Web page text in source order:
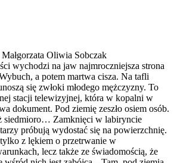
Oliwia Sobczak
wychodzi na jaw najmroczniejsza strona
a potem martwa cisza. Na tafli
się zwłoki młodego mężczyzny. To
stacji telewizyjnej, która w kopalni w
dokument. Pod ziemię zeszło osiem osób.
siedmioro… Zamknięci w labiryncie
próbują wydostać się na powierzchnię.
z lękiem o przetrwanie w
lecz także ze świadomością, że